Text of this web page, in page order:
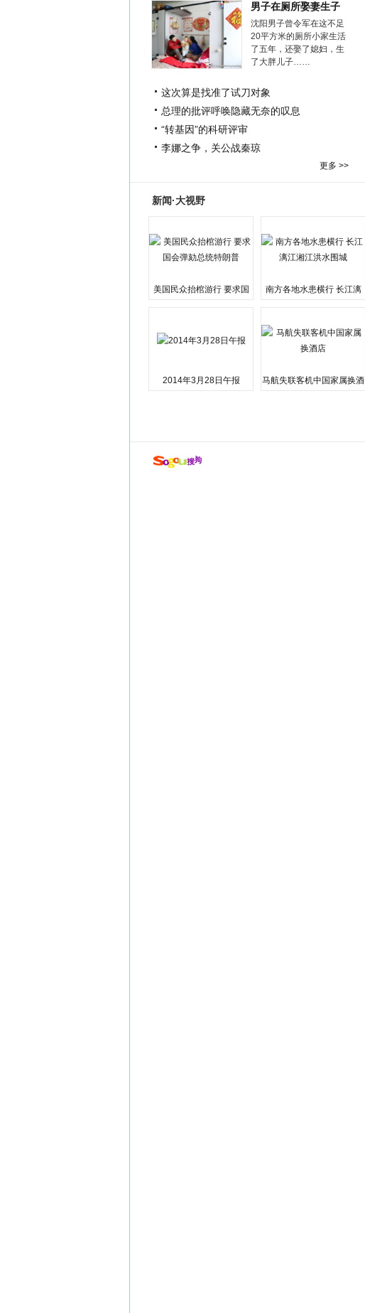
男子在厕所娶妻生子
沈阳男子曾令军在这不足
20平方米的厕所小家生活
了五年，还娶了媳妇，生
了大胖儿子……
这次算是找准了试刀对象
总理的批评呼唤隐藏无奈的叹息
“转基因”的科研评审
李娜之争，关公战秦琼
更多 >>
新闻·大视野
美国民众抬棺游行 要求国
南方各地水患横行 长江漓
2014年3月28日午报
马航失联客机中国家属换酒